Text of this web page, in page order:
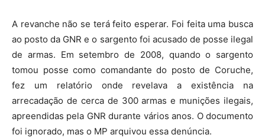
A revanche não se terá feito esperar. Foi feita uma busca
ao posto da GNR e o sargento foi acusado de posse ilegal
de armas. Em setembro de 2008, quando o sargento
tomou posse como comandante do posto de Coruche,
fez um relatório onde revelava a existência na
arrecadação de cerca de 300 armas e munições ilegais,
apreendidas pela GNR durante vários anos. O documento
foi ignorado, mas o MP arquivou essa denúncia.